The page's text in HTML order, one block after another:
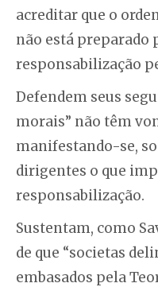
acreditar que o
não está preparado
responsabilização
Defendem seus
morais” não têm
manifestando-se,
dirigentes o que
responsabilização.
Sustentam, como
de que “societas
embasados pela